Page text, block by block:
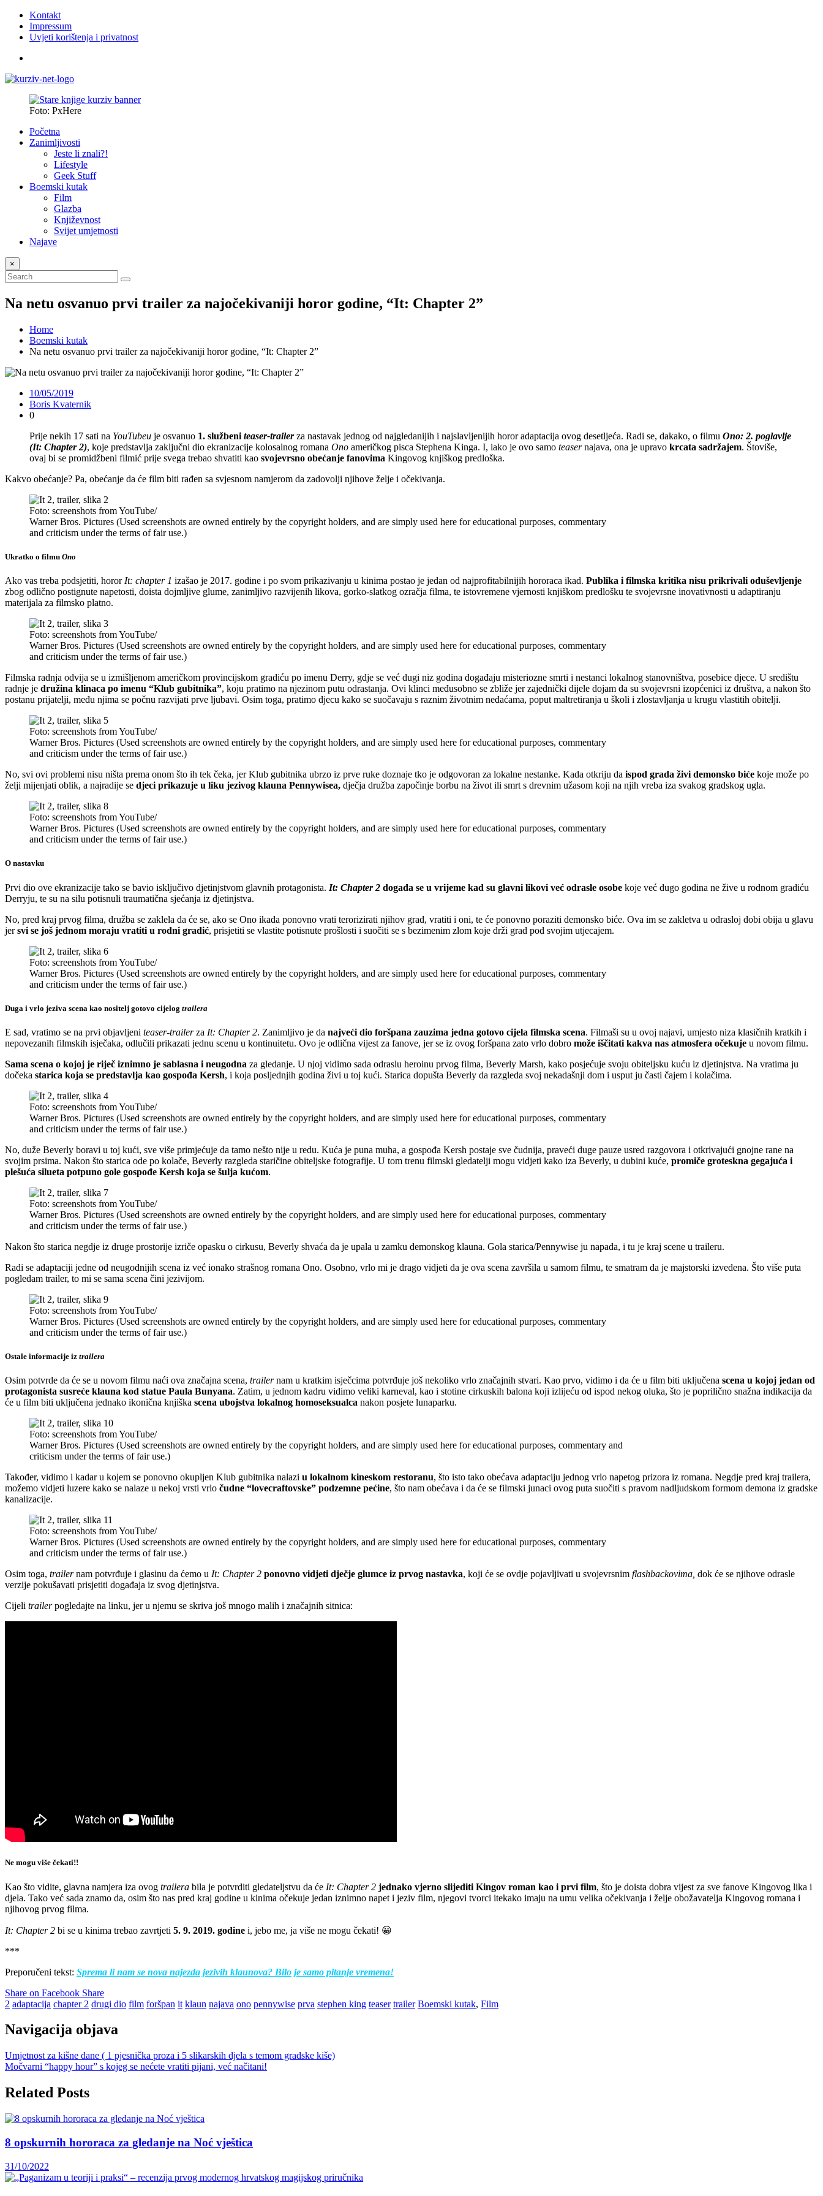
Kontakt
Impressum
Uvjeti korištenja i privatnost
Foto: PxHere
Početna
Zanimljivosti
Jeste li znali?!
Lifestyle
Geek Stuff
Boemski kutak
Film
Glazba
Književnost
Svijet umjetnosti
Najave
×
Na netu osvanuo prvi trailer za najočekivaniji horor godine, “It: Chapter 2”
Home
Boemski kutak
Na netu osvanuo prvi trailer za najočekivaniji horor godine, “It: Chapter 2”
10/05/2019
Boris Kvaternik
0
Prije nekih 17 sati na YouTubeu je osvanuo 1. službeni teaser-trailer za nastavak jednog od najgledanijih i najslavljenijih horor adaptacija ovog desetljeća. Radi se, dakako, o filmu Ono: 2. poglavlje
(It: Chapter 2), koje predstavlja zaključni dio ekranizacije kolosalnog romana Ono američkog pisca Stephena Kinga. I, iako je ovo samo teasernajava, ona je upravo krcata sadržajem. Štoviše,
ovaj bi se promidžbeni filmić prije svega trebao shvatiti kao svojevrsno obećanje fanovima Kingovog knjiškog predloška.
Kakvo obećanje? Pa, obećanje da će film biti rađen sa svjesnom namjerom da zadovolji njihove želje i očekivanja.
Foto: screenshots from YouTube/
Warner Bros. Pictures (Used screenshots are owned entirely by the copyright holders, and are simply used here for educational purposes, commentary
and criticism under the terms of fair use.)
Ukratko o filmu Ono
Ako vas treba podsjetiti, horor It: chapter 1 izašao je 2017. godine i po svom prikazivanju u kinima postao je jedan od najprofitabilnijih hororaca ikad. Publika i filmska kritika nisu prikrivali oduševljenje
zbog odlično postignute napetosti, doista dojmljive glume, zanimljivo razvijenih likova, gorko-slatkog ozračja filma, te istovremene vjernosti knjiškom predlošku te svojevrsne inovativnosti u adaptiranju
materijala za filmsko platno.
Foto: screenshots from YouTube/
Warner Bros. Pictures (Used screenshots are owned entirely by the copyright holders, and are simply used here for educational purposes, commentary
and criticism under the terms of fair use.)
Filmska radnja odvija se u izmišljenom američkom provincijskom gradiću po imenu Derry, gdje se već dugi niz godina događaju misteriozne smrti i nestanci lokalnog stanovništva, posebice djece. U središtu
radnje je družina klinaca po imenu “Klub gubitnika”, koju pratimo na njezinom putu odrastanja. Ovi klinci međusobno se zbliže jer zajednički dijele dojam da su svojevrsni izopćenici iz društva, a nakon što
postanu prijatelji, među njima se počnu razvijati prve ljubavi. Osim toga, pratimo djecu kako se suočavaju s raznim životnim nedaćama, poput maltretiranja u školi i zlostavljanja u krugu vlastitih obitelji.
Foto: screenshots from YouTube/
Warner Bros. Pictures (Used screenshots are owned entirely by the copyright holders, and are simply used here for educational purposes, commentary
and criticism under the terms of fair use.)
No, svi ovi problemi nisu ništa prema onom što ih tek čeka, jer Klub gubitnika ubrzo iz prve ruke doznaje tko je odgovoran za lokalne nestanke. Kada otkriju da ispod grada živi demonsko biće koje može po
želji mijenjati oblik, a najradije se djeci prikazuje u liku jezivog klauna Pennywisea, dječja družba započinje borbu na život ili smrt s drevnim užasom koji na njih vreba iza svakog gradskog ugla.
Foto: screenshots from YouTube/
Warner Bros. Pictures (Used screenshots are owned entirely by the copyright holders, and are simply used here for educational purposes, commentary
and criticism under the terms of fair use.)
O nastavku
Prvi dio ove ekranizacije tako se bavio isključivo djetinjstvom glavnih protagonista. It: Chapter 2 događa se u vrijeme kad su glavni likovi već odrasle osobe koje već dugo godina ne žive u rodnom gradiću
Derryju, te su na silu potisnuli traumatična sjećanja iz djetinjstva.
No, pred kraj prvog filma, družba se zaklela da će se, ako se Ono ikada ponovno vrati terorizirati njihov grad, vratiti i oni, te će ponovno poraziti demonsko biće. Ova im se zakletva u odrasloj dobi obija u glavu
jersvi se još jednom moraju vratiti u rodni gradić, prisjetiti se vlastite potisnute prošlosti i suočiti se s bezimenim zlom koje drži grad pod svojim utjecajem.
Foto: screenshots from YouTube/
Warner Bros. Pictures (Used screenshots are owned entirely by the copyright holders, and are simply used here for educational purposes, commentary
and criticism under the terms of fair use.)
Duga i vrlo jeziva scena kao nositelj gotovo cijelog trailera
E sad, vratimo se na prvi objavljeni teaser-trailerza It: Chapter 2. Zanimljivo je da najveći dio foršpana zauzima jedna gotovo cijela filmska scena. Filmaši su u ovoj najavi, umjesto niza klasičnih kratkih i
nepovezanih filmskih isječaka, odlučili prikazati jednu scenu u kontinuitetu. Ovo je odlična vijest za fanove, jer se iz ovog foršpana zato vrlo dobro može iščitati kakva nas atmosfera očekuje u novom filmu.
Sama scena o kojoj je riječ iznimno je sablasna i neugodna za gledanje. U njoj vidimo sada odraslu heroinu prvog filma, Beverly Marsh, kako posjećuje svoju obiteljsku kuću iz djetinjstva. Na vratima ju
dočeka starica koja se predstavlja kao gospođa Kersh, i koja posljednjih godina živi u toj kući. Starica dopušta Beverly da razgleda svoj nekadašnji dom i usput ju časti čajem i kolačima.
Foto: screenshots from YouTube/
Warner Bros. Pictures (Used screenshots are owned entirely by the copyright holders, and are simply used here for educational purposes, commentary
and criticism under the terms of fair use.)
No, duže Beverly boravi u toj kući, sve više primjećuje da tamo nešto nije u redu. Kuća je puna muha, a gospođa Kersh postaje sve čudnija, praveći duge pauze usred razgovora i otkrivajući gnojne rane na
svojim prsima. Nakon što starica ode po kolače, Beverly razgleda staričine obiteljske fotografije. U tom trenu filmski gledatelji mogu vidjeti kako iza Beverly, u dubini kuće, promiče groteskna gegajuća i
plešuća silueta potpuno gole gospođe Kersh koja se šulja kućom.
Foto: screenshots from YouTube/
Warner Bros. Pictures (Used screenshots are owned entirely by the copyright holders, and are simply used here for educational purposes, commentary
and criticism under the terms of fair use.)
Nakon što starica negdje iz druge prostorije izriče opasku o cirkusu, Beverly shvaća da je upala u zamku demonskog klauna. Gola starica/Pennywise ju napada, i tu je kraj scene u traileru.
Radi se adaptaciji jedne od neugodnijih scena iz već ionako strašnog romana Ono. Osobno, vrlo mi je drago vidjeti da je ova scena završila u samom filmu, te smatram da je majstorski izvedena. Što više puta
pogledam trailer, to mi se sama scena čini jezivijom.
Foto: screenshots from YouTube/
Warner Bros. Pictures (Used screenshots are owned entirely by the copyright holders, and are simply used here for educational purposes, commentary
and criticism under the terms of fair use.)
Ostale informacije iz trailera
Osim potvrde da će se u novom filmu naći ova značajna scena, trailernam u kratkim isječcima potvrđuje još nekoliko vrlo značajnih stvari. Kao prvo, vidimo i da će u film biti uključena scena u kojoj jedan od
protagonista susreće klauna kod statue Paula Bunyana. Zatim, u jednom kadru vidimo veliki karneval, kao i stotine cirkuskih balona koji izlijeću od ispod nekog oluka, što je poprilično snažna indikacija da
će u film biti uključena jednako ikonična knjiška scena ubojstva lokalnog homoseksualca nakon posjete lunaparku.
Foto: screenshots from YouTube/
Warner Bros. Pictures (Used screenshots are owned entirely by the copyright holders, and are simply used here for educational purposes, commentary and
criticism under the terms of fair use.)
Također, vidimo i kadar u kojem se ponovno okupljen Klub gubitnika nalazi u lokalnom kineskom restoranu, što isto tako obećava adaptaciju jednog vrlo napetog prizora iz romana. Negdje pred kraj trailera,
možemo vidjeti luzere kako se nalaze u nekoj vrsti vrlo čudne “lovecraftovske” podzemne pećine, što nam obećava i da će se filmski junaci ovog puta suočiti s pravom nadljudskom formom demona iz gradske
kanalizacije.
Foto: screenshots from YouTube/
Warner Bros. Pictures (Used screenshots are owned entirely by the copyright holders, and are simply used here for educational purposes, commentary
and criticism under the terms of fair use.)
Osim toga, trailernam potvrđuje i glasinu da ćemo u It: Chapter 2 ponovno vidjeti dječje glumce iz prvog nastavka, koji će se ovdje pojavljivati u svojevrsnim flashbackovima, dok će se njihove odrasle
verzije pokušavati prisjetiti događaja iz svog djetinjstva.
Cijeli trailerpogledajte na linku, jer u njemu se skriva još mnogo malih i značajnih sitnica:
Ne mogu više čekati!!
Kao što vidite, glavna namjera iza ovog trailera bila je potvrditi gledateljstvu da će It: Chapter 2 jednako vjerno slijediti Kingov roman kao i prvi film, što je doista dobra vijest za sve fanove Kingovog lika i
djela. Tako već sada znamo da, osim što nas pred kraj godine u kinima očekuje jedan iznimno napet i jeziv film, njegovi tvorci itekako imaju na umu velika očekivanja i želje obožavatelja Kingovog romana i
njihovog prvog filma.
It: Chapter 2 bi se u kinima trebao zavrtjeti 5. 9. 2019. godine i, jebo me, ja više ne mogu čekati! 😀
***
Preporučeni tekst: Sprema li nam se nova najezda jezivih klaunova? Bilo je samo pitanje vremena!
Share on Facebook Share
2 adaptacija chapter 2 drugi dio film foršpan it klaun najava ono pennywise prva stephen king teaser trailer Boemski kutak, Film
Navigacija objava
Umjetnost za kišne dane ( 1 pjesnička proza i 5 slikarskih djela s temom gradske kiše)
Močvarni “happy hour” s kojeg se nećete vratiti pijani, već načitani!
Related Posts
8 opskurnih hororaca za gledanje na Noć vještica
31/10/2022